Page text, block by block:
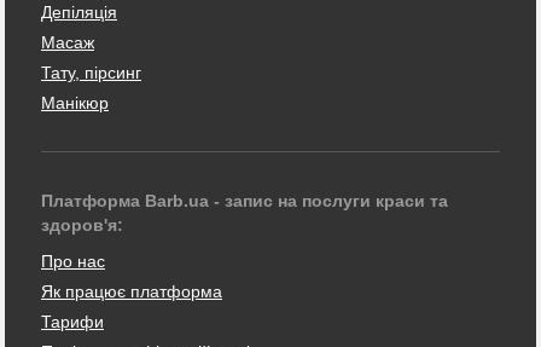
Депіляція
Масаж
Тату, пірсинг
Манікюр
Платформа Barb.ua - запис на послуги краси та
здоров'я:
Про нас
Як працює платформа
Тарифи